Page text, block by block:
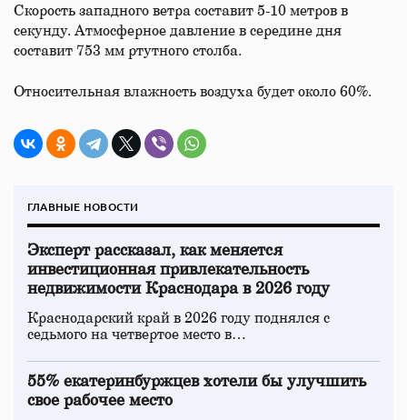
Скорость западного ветра составит 5-10 метров в
секунду. Атмосферное давление в середине дня
составит 753 мм ртутного столба.
Относительная влажность воздуха будет около 60%.
ГЛАВНЫЕ НОВОСТИ
Эксперт рассказал, как меняется
инвестиционная привлекательность
недвижимости Краснодара в 2026 году
Краснодарский край в 2026 году поднялся с
седьмого на четвертое место в…
55% екатеринбуржцев хотели бы улучшить
свое рабочее место